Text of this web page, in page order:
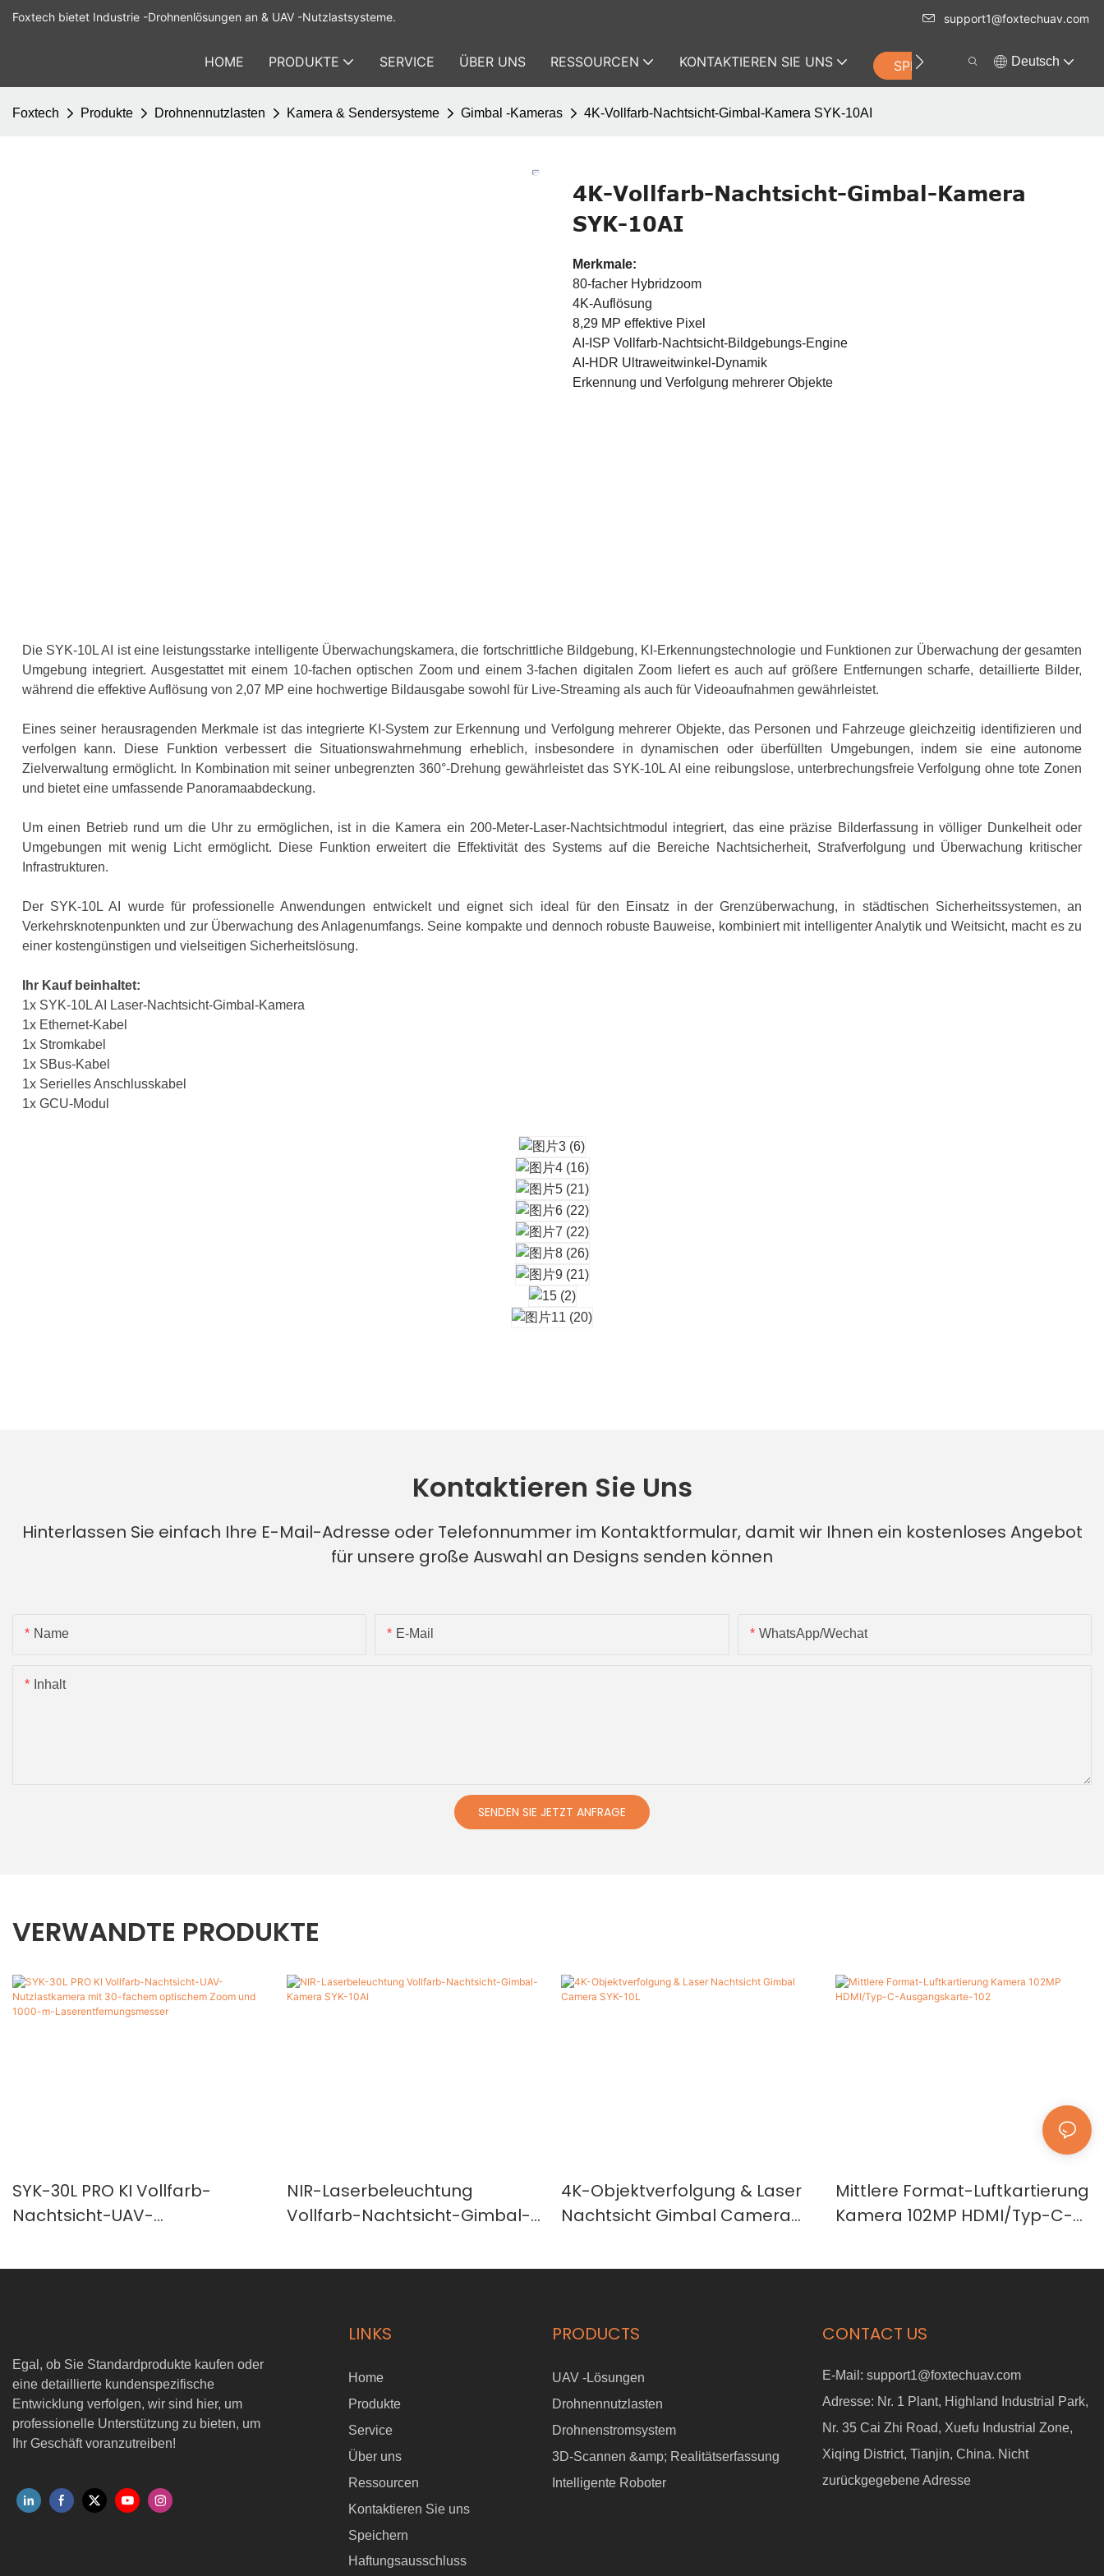
Foxtech bietet Industrie -Drohnenlösungen an & UAV -Nutzlastsysteme. support1@foxtechuav.com
HOME PRODUKTE SERVICE ÜBER UNS RESSOURCEN KONTAKTIEREN SIE UNS SPEICHERN Deutsch
Foxtech Produkte Drohnennutzlasten Kamera & Sendersysteme Gimbal -Kameras 4K-Vollfarb-Nachtsicht-Gimbal-Kamera SYK-10AI
4K-Vollfarb-Nachtsicht-Gimbal-Kamera
SYK-10AI
Merkmale:
80-facher Hybridzoom
4K-Auflösung
8,29 MP effektive Pixel
AI-ISP Vollfarb-Nachtsicht-Bildgebungs-Engine
AI-HDR Ultraweitwinkel-Dynamik
Erkennung und Verfolgung mehrerer Objekte
Die SYK-10L AI ist eine leistungsstarke intelligente Überwachungskamera, die fortschrittliche Bildgebung, KI-Erkennungstechnologie und Funktionen zur Überwachung der gesamten
Umgebung integriert. Ausgestattet mit einem 10-fachen optischen Zoom und einem 3-fachen digitalen Zoom liefert es auch auf größere Entfernungen scharfe, detaillierte Bilder,
während die effektive Auflösung von 2,07 MP eine hochwertige Bildausgabe sowohl für Live-Streaming als auch für Videoaufnahmen gewährleistet.
Eines seiner herausragenden Merkmale ist das integrierte KI-System zur Erkennung und Verfolgung mehrerer Objekte, das Personen und Fahrzeuge gleichzeitig identifizieren und
verfolgen kann. Diese Funktion verbessert die Situationswahrnehmung erheblich, insbesondere in dynamischen oder überfüllten Umgebungen, indem sie eine autonome
Zielverwaltung ermöglicht. In Kombination mit seiner unbegrenzten 360°-Drehung gewährleistet das SYK-10L AI eine reibungslose, unterbrechungsfreie Verfolgung ohne tote Zonen
und bietet eine umfassende Panoramaabdeckung.
Um einen Betrieb rund um die Uhr zu ermöglichen, ist in die Kamera ein 200-Meter-Laser-Nachtsichtmodul integriert, das eine präzise Bilderfassung in völliger Dunkelheit oder
Umgebungen mit wenig Licht ermöglicht. Diese Funktion erweitert die Effektivität des Systems auf die Bereiche Nachtsicherheit, Strafverfolgung und Überwachung kritischer
Infrastrukturen.
Der SYK-10L AI wurde für professionelle Anwendungen entwickelt und eignet sich ideal für den Einsatz in der Grenzüberwachung, in städtischen Sicherheitssystemen, an
Verkehrsknotenpunkten und zur Überwachung des Anlagenumfangs. Seine kompakte und dennoch robuste Bauweise, kombiniert mit intelligenter Analytik und Weitsicht, macht es zu
einer kostengünstigen und vielseitigen Sicherheitslösung.
Ihr Kauf beinhaltet:
1x SYK-10L AI Laser-Nachtsicht-Gimbal-Kamera
1x Ethernet-Kabel
1x Stromkabel
1x SBus-Kabel
1x Serielles Anschlusskabel
1x GCU-Modul
Kontaktieren Sie Uns
Hinterlassen Sie einfach Ihre E-Mail-Adresse oder Telefonnummer im Kontaktformular, damit wir Ihnen ein kostenloses Angebot
für unsere große Auswahl an Designs senden können
Name E-Mail WhatsApp/Wechat
Inhalt
SENDEN SIE JETZT ANFRAGE
VERWANDTE PRODUKTE
SYK-30L PRO KI Vollfarb-
Nachtsicht-UAV-
fachem optischem Zoom und
NIR-Laserbeleuchtung
Vollfarb-Nachtsicht-Gimbal-
4K-Objektverfolgung & Laser
Nachtsicht Gimbal Camera
Mittlere Format-Luftkartierung
Kamera 102MP HDMI/Typ-C-
Egal, ob Sie Standardprodukte kaufen oder
eine detaillierte kundenspezifische
Entwicklung verfolgen, wir sind hier, um
professionelle Unterstützung zu bieten, um
Ihr Geschäft voranzutreiben!
LINKS
Home
Produkte
Service
Über uns
Ressourcen
Kontaktieren Sie uns
Speichern
Haftungsausschluss
PRODUCTS
UAV -Lösungen
Drohnennutzlasten
Drohnenstromsystem
3D-Scannen &amp; Realitätserfassung
Intelligente Roboter
CONTACT US
E-Mail: support1@foxtechuav.com
Adresse: Nr. 1 Plant, Highland Industrial Park,
Nr. 35 Cai Zhi Road, Xuefu Industrial Zone,
Xiqing District, Tianjin, China. Nicht
zurückgegebene Adresse